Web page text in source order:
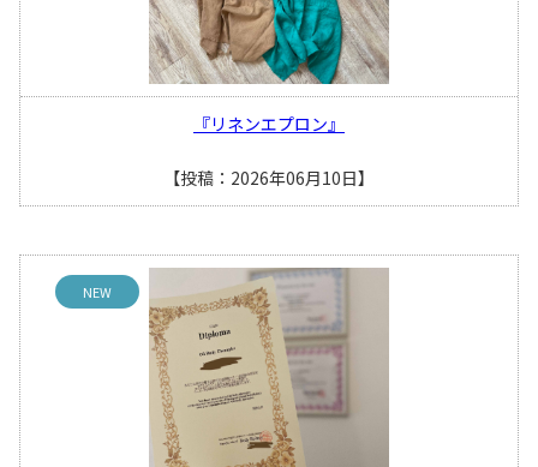
『リネンエプロン』
【投稿：2026年06月10日】
NEW